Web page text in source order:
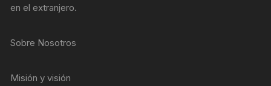
en el extranjero.
Sobre Nosotros
Misión y visión